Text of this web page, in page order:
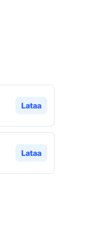
Lataa
Lataa